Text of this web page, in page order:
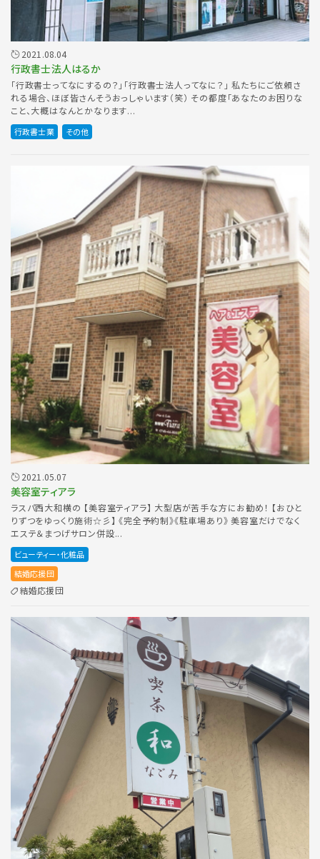
2021.08.04
行政書士法人はるか
「行政書士ってなにするの？」「行政書士法人ってなに？」 私たちにご依頼さ
れる場合、ほぼ皆さんそうおっしゃいます（笑） その都度「あなたのお困りな
こと、大概はなんとかなります...
行政書士業 その他
2021.05.07
美容室ティアラ
ラスパ西大和横の 【美容室ティアラ】 大型店が苦手な方にお勧め！ 【おひと
りずつをゆっくり施術☆彡】 《完全予約制》《駐車場あり》 美容室だけでなく
エステ＆まつげサロン併設...
ビューティー・化粧品
結婚応援団
結婚応援団